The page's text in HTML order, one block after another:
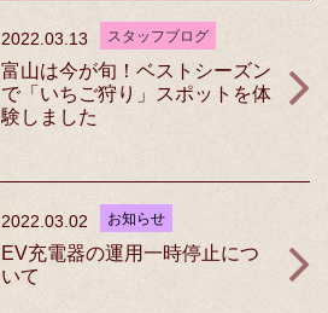
2022.03.13 スタッフブログ
富山は今が旬！ベストシーズン
で「いちご狩り」スポットを体
験しました
2022.03.02 お知らせ
EV充電器の運用一時停止につ
いて